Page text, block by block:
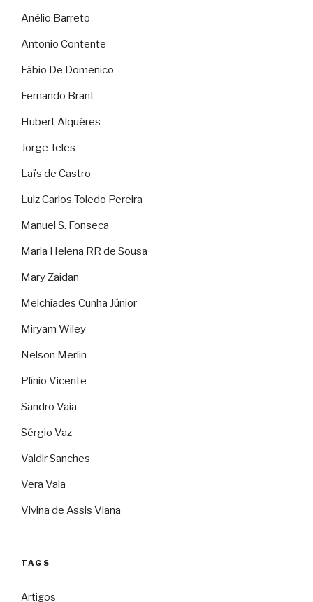
Anélio Barreto
Antonio Contente
Fábio De Domenico
Fernando Brant
Hubert Alquéres
Jorge Teles
Laïs de Castro
Luiz Carlos Toledo Pereira
Manuel S. Fonseca
Maria Helena RR de Sousa
Mary Zaidan
Melchíades Cunha Júnior
Miryam Wiley
Nelson Merlin
Plínio Vicente
Sandro Vaia
Sérgio Vaz
Valdir Sanches
Vera Vaia
Vivina de Assis Viana
TAGS
Artigos